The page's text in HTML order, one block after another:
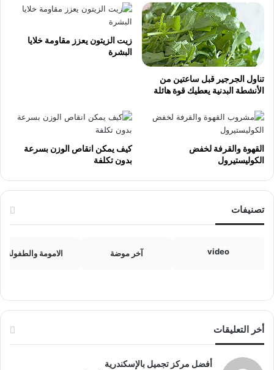
تناول الجرجير قبل ساعتين من
الأنشطة البدنية يعطيك قوة هائلة
زيت الزيتون يعزز مقاومة خلايا
البشرة
القهوة والقرفة لخفض
الكوليستيرول
كيف يمكن انقاص الوزن بسرعة
بدون تكلفة
تصنيفات
video آخر موضة الامومة والطفولة
أخر التعليقات
أفضل مركز تجميل بالإسكندرية